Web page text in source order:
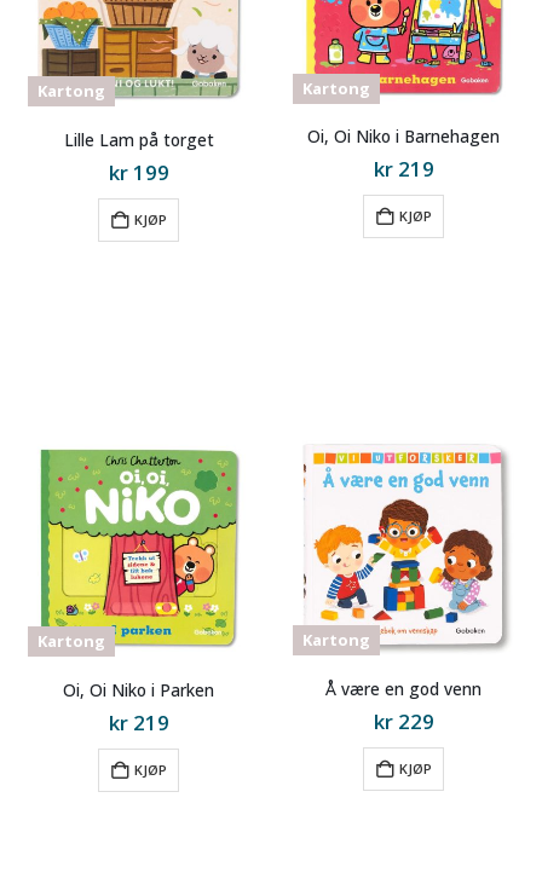
Kartong
Lille Lam på torget
kr199
til
Kartong
Oi, Oi Niko i Barnehagen
kr219
til
Kartong
Oi, Oi Niko i Parken
kr219
til
Kartong
Å være en god venn
kr229
til